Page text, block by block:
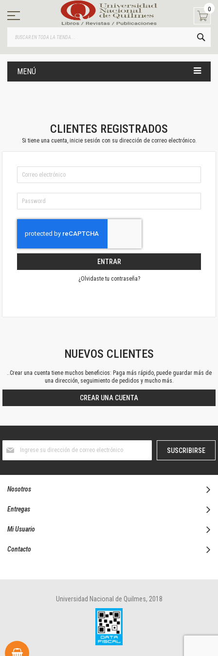
contenido
0
MENÚ
CLIENTES REGISTRADOS
Si tiene una cuenta, inicie sesión con su dirección de correo electrónico.
ENTRAR
¿Olvidaste tu contraseña?
NUEVOS CLIENTES
..Crear una cuenta tiene muchos beneficios: Paga más rápido, puede guardar más de
una dirección, seguimiento de pedidos y mucho más.
CREAR UNA CUENTA
boletín
SUSCRIBIRSE
Nosotros
Entregas
Mi Usuario
Contacto
Universidad Nacional de Quilmes, 2018